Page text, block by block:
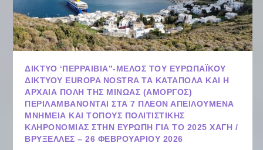
ΔΊΚΤΥΟ ‘ΠΕΡΡΑΙΒΙΑ”-ΜΈΛΟΣ ΤΟΥ ΕΥΡΩΠΑΪΚΟΎ
ΔΙΚΤΎΟΥ EUROPA NOSTRA ΤΑ ΚΑΤΆΠΟΛΑ ΚΑΙ Η
ΑΡΧΑΊΑ ΠΌΛΗ ΤΗΣ ΜΙΝΏΑΣ (ΑΜΟΡΓΌΣ)
ΠΕΡΙΛΑΜΒΆΝΟΝΤΑΙ ΣΤΑ 7 ΠΛΈΟΝ ΑΠΕΙΛΟΎΜΕΝΑ
ΜΝΗΜΕΊΑ ΚΑΙ ΤΌΠΟΥΣ ΠΟΛΙΤΙΣΤΙΚΉΣ
ΚΛΗΡΟΝΟΜΙΆΣ ΣΤΗΝ ΕΥΡΏΠΗ ΓΙΑ ΤΟ 2025 ΧΆΓΗ /
ΒΡΥΞΈΛΛΕΣ – 26 ΦΕΒΡΟΥΑΡΊΟΥ 2026